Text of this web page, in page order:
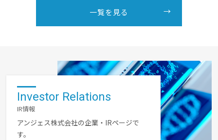
一覧を見る
Investor Relations
IR情報
アンジェス株式会社の企業・IRページで
す。